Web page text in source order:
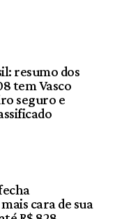
resumo dos
tem Vasco
seguro e
cara de sua